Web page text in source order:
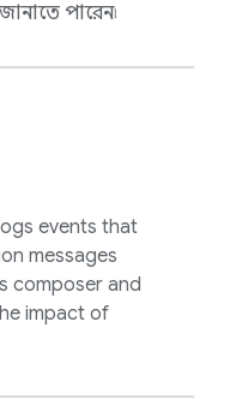
পারেন৷
events that
messages
composer and
impact of